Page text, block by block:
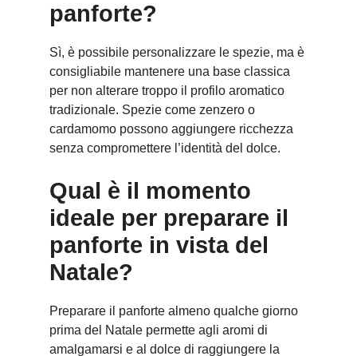
panforte?
Sì, è possibile personalizzare le spezie, ma è
consigliabile mantenere una base classica
per non alterare troppo il profilo aromatico
tradizionale. Spezie come zenzero o
cardamomo possono aggiungere ricchezza
senza compromettere l’identità del dolce.
Qual è il momento
ideale per preparare il
panforte in vista del
Natale?
Preparare il panforte almeno qualche giorno
prima del Natale permette agli aromi di
amalgamarsi e al dolce di raggiungere la